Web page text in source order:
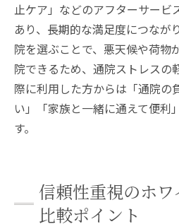
止ケア」などのアフターサービ
あり、長期的な満足度につなが
院を選ぶことで、悪天候や荷物
院できるため、通院ストレスの
際に利用した方からは「通院の
い」「家族と一緒に通えて便利
す。
信頼性重視のホ
比較ポイント